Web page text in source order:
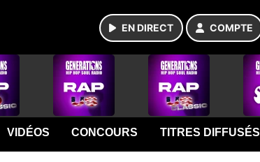
EN DIRECT COMPTE
VIDÉOS CONCOURS TITRES DIFFUSÉS